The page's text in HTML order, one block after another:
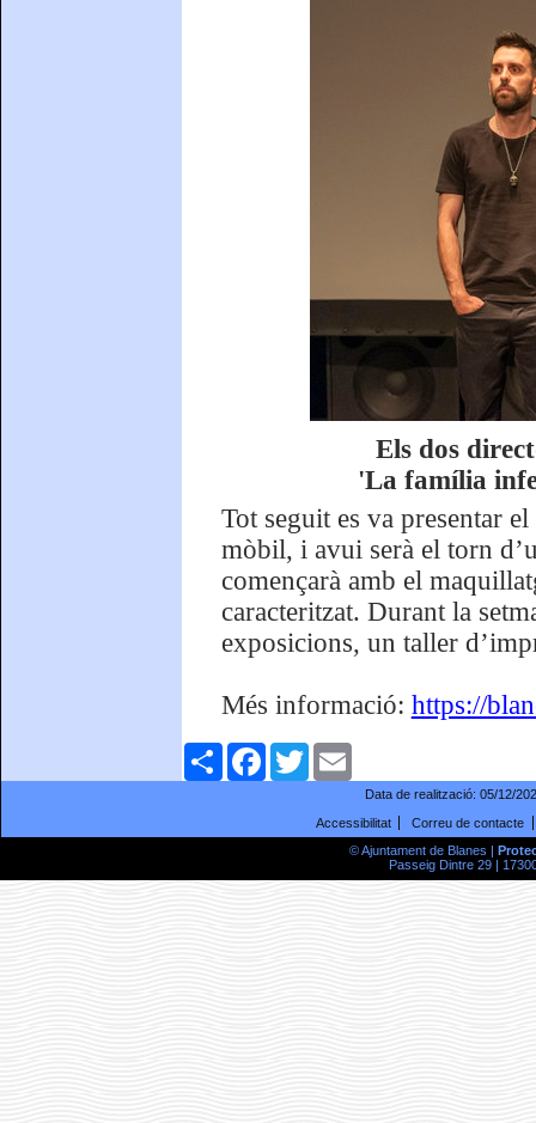
Els dos
'La família
Tot seguit es va presentar
mòbil, i avui serà el torn
començarà amb el
caracteritzat. Durant la
exposicions, un taller
Més informació: https://
ComparteixFacebookTwitter
Data de realització: 05/12/
Accessibilitat
Correu de contacte
© Ajuntament de Blanes |
Passeig Dintre 29 |